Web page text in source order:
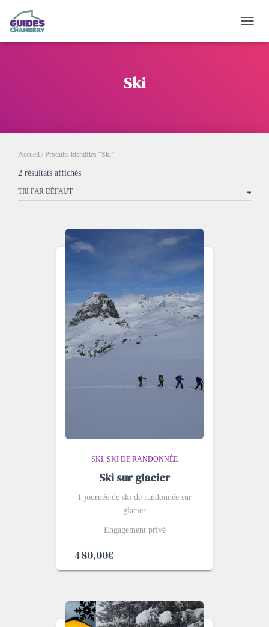
Ski
Accueil / Produits identifiés “Ski”
2 résultats affichés
SKI SKI DE RANDONNÉE
Ski sur glacier
1 journée de ski de randonnée sur
glacier
Engagement privé
480,00€